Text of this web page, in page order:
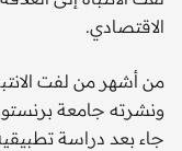
الاقتصادي.
من أشهر من لفت
جاء بعد دراسة